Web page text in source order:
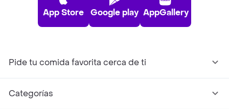
App Store Google play AppGallery
Pide tu comida favorita cerca de ti
Categorías